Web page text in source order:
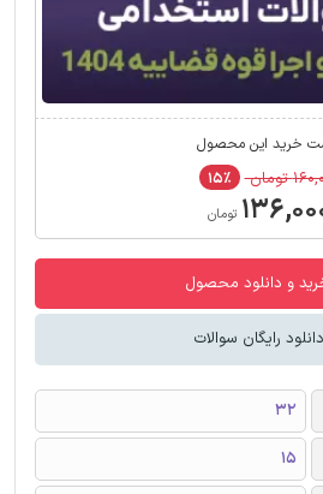
خرید این محصول
تومان ۱۵٪
تومان
و دانلود محصول
دانلود رایگان سوالات
32
15